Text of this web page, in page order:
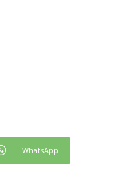
WhatsApp